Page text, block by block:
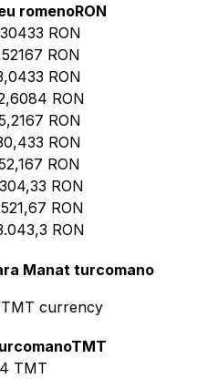
romenoRON
RON
RON
RON
RON
RON
RON
RON
RON
RON
RON
Manat turcomano
currency
TMT
TMT